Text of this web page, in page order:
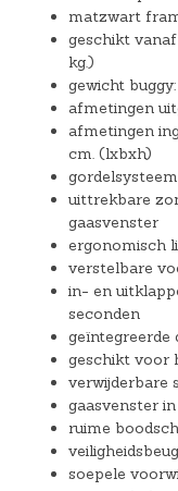
matzwart
geschikt
kg.)
gewicht buggy:
afmetingen
afmetingen
cm. (lxbxh)
uittrekbare
gaasvenster
ergonomisch
verstelbare
in- en
seconden
geïntegreerde
geschikt voor
verwijderbare
gaasvenster
ruime
soepele